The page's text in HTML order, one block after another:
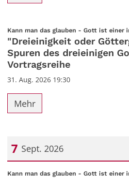
Kann man das glauben - Gott ist einer
"Dreieinigkeit oder
Spuren des dreieinigen
Vortragsreihe
31. Aug. 2026 19:30
Mehr
7 Sept. 2026
Datum: 7. September 2026
Kann man das glauben - Gott ist einer